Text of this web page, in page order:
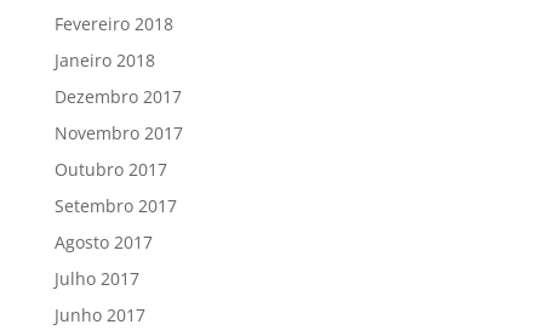
Fevereiro 2018
Janeiro 2018
Dezembro 2017
Novembro 2017
Outubro 2017
Setembro 2017
Agosto 2017
Julho 2017
Junho 2017